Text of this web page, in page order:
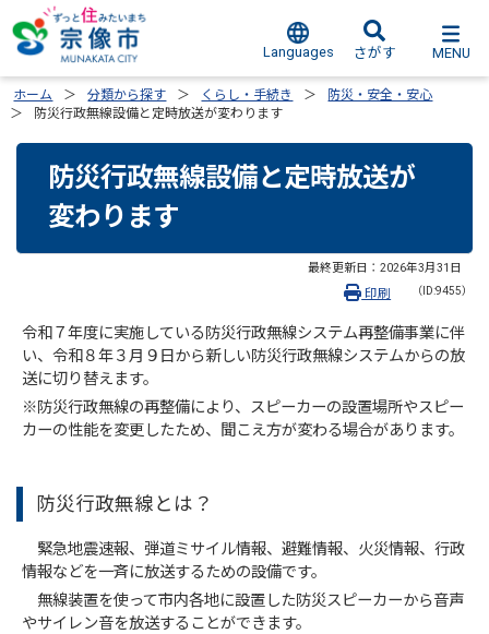
Languages さがす MENU
ホーム 分類から探す くらし・手続き
防災・安全・安心
防災行政無線設備と定時放送が変わります
防災行政無線設備と定時放送が
変わります
最終更新日： 2026年3月31日
（ID:9455）
印刷
令和７年度に実施している防災行政無線システム再整備事業に伴
い、令和８年３月９日から新しい防災行政無線システムからの放
送に切り替えます。
※防災行政無線の再整備により、スピーカーの設置場所やスピー
カーの性能を変更したため、聞こえ方が変わる場合があります。
防災行政無線とは？
緊急地震速報、弾道ミサイル情報、避難情報、火災情報、行政
情報などを一斉に放送するための設備です。
無線装置を使って市内各地に設置した防災スピーカーから音声
やサイレン音を放送することができます。